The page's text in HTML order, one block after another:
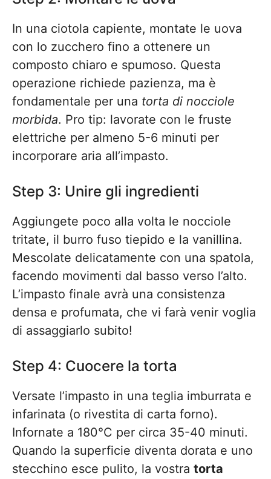
In una ciotola capiente, montate le uova
con lo zucchero fino a ottenere un
composto chiaro e spumoso. Questa
operazione richiede pazienza, ma è
fondamentale per una torta di nocciole
morbida. Pro tip: lavorate con le fruste
elettriche per almeno 5-6 minuti per
incorporare aria all’impasto.
Step 3: Unire gli ingredienti
Aggiungete poco alla volta le nocciole
tritate, il burro fuso tiepido e la vanillina.
Mescolate delicatamente con una spatola,
facendo movimenti dal basso verso l’alto.
L’impasto finale avrà una consistenza
densa e profumata, che vi farà venir voglia
di assaggiarlo subito!
Step 4: Cuocere la torta
Versate l’impasto in una teglia imburrata e
infarinata (o rivestita di carta forno).
Infornate a 180°C per circa 35-40 minuti.
Quando la superficie diventa dorata e uno
stecchino esce pulito, la vostra torta